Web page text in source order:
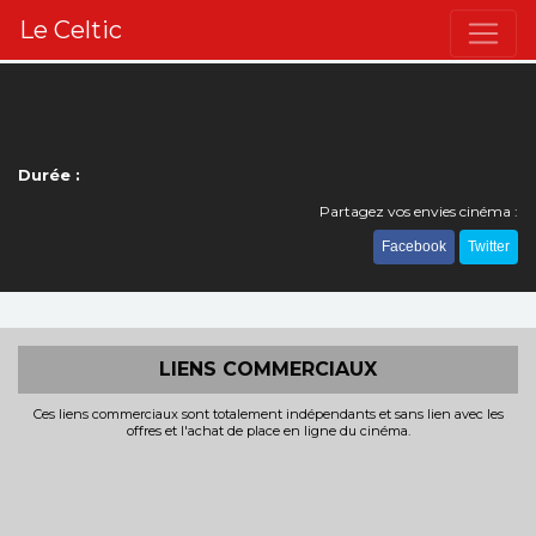
Le Celtic
Durée :
Partagez vos envies cinéma :
Facebook Twitter
LIENS COMMERCIAUX
Ces liens commerciaux sont totalement indépendants et sans lien avec les
offres et l'achat de place en ligne du cinéma.